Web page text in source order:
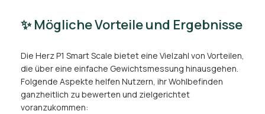
✨ Mögliche Vorteile und Ergebnisse
Die Herz P1 Smart Scale bietet eine Vielzahl von Vorteilen,
die über eine einfache Gewichtsmessung hinausgehen.
Folgende Aspekte helfen Nutzern, ihr Wohlbefinden
ganzheitlich zu bewerten und zielgerichtet
voranzukommen: